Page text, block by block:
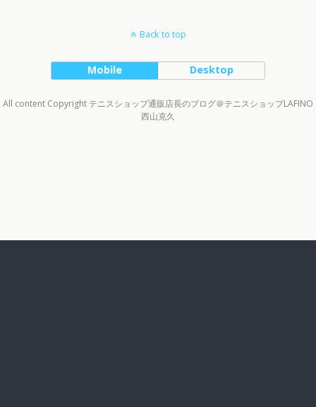
Back to top
Mobile Desktop
All content Copyright テニスショップ通販店長のブログ＠テニスショップLAFINO
西山克久